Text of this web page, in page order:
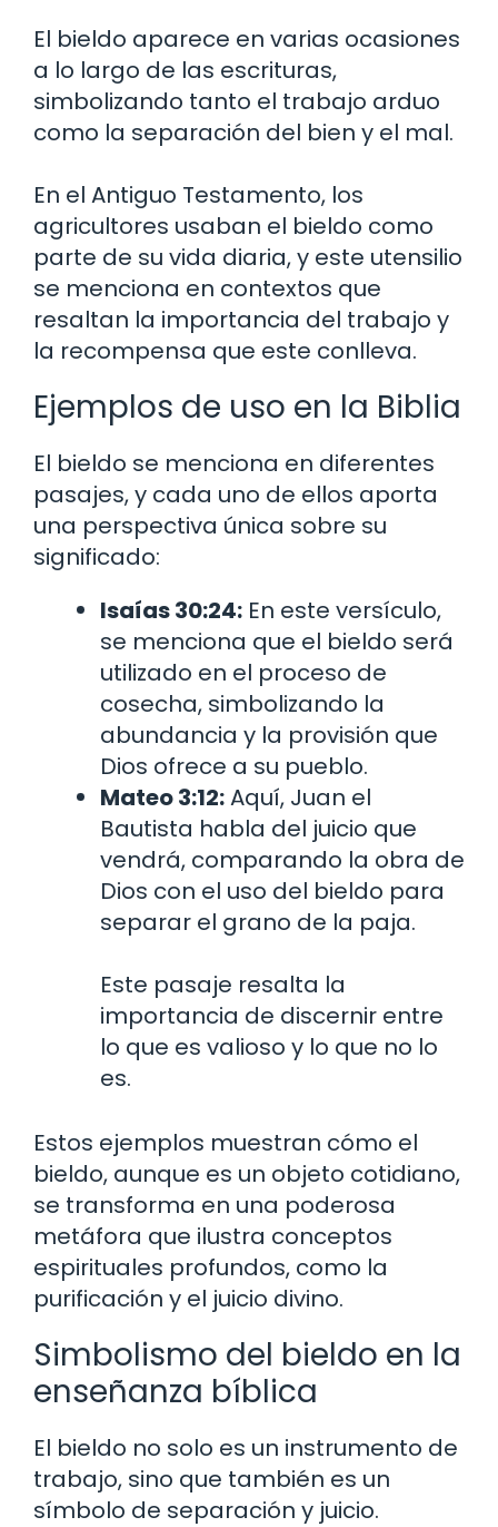
El bieldo aparece en varias ocasiones
a lo largo de las escrituras,
simbolizando tanto el trabajo arduo
como la separación del bien y el mal.
En el Antiguo Testamento, los
agricultores usaban el bieldo como
parte de su vida diaria, y este utensilio
se menciona en contextos que
resaltan la importancia del trabajo y
la recompensa que este conlleva.
Ejemplos de uso en la Biblia
El bieldo se menciona en diferentes
pasajes, y cada uno de ellos aporta
una perspectiva única sobre su
significado:
Isaías 30:24: En este versículo,
se menciona que el bieldo será
utilizado en el proceso de
cosecha, simbolizando la
abundancia y la provisión que
Dios ofrece a su pueblo.
Mateo 3:12:Aquí, Juan el
Bautista habla del juicio que
vendrá, comparando la obra de
Dios con el uso del bieldo para
separar el grano de la paja.
Este pasaje resalta la
importancia de discernir entre
lo que es valioso y lo que no lo
es.
Estos ejemplos muestran cómo el
bieldo, aunque es un objeto cotidiano,
se transforma en una poderosa
metáfora que ilustra conceptos
espirituales profundos, como la
purificación y el juicio divino.
Simbolismo del bieldo en la
enseñanza bíblica
El bieldo no solo es un instrumento de
trabajo, sino que también es un
símbolo de separación y juicio.